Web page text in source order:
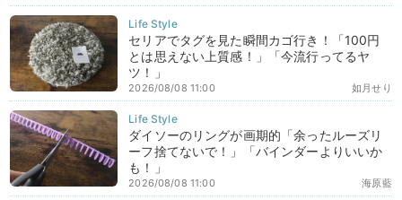
セリアでタグを見た瞬間カゴ行き！「100円
とは思えない上質感！」「今流行ってるヤ
ツ！」
如月せり
2026/08/08 11:00
ダイソーのリングが画期的「余ったルーズリ
ーフ捨てないで！」「バインダーよりいいか
も！」
海原藍
2026/08/08 11:00